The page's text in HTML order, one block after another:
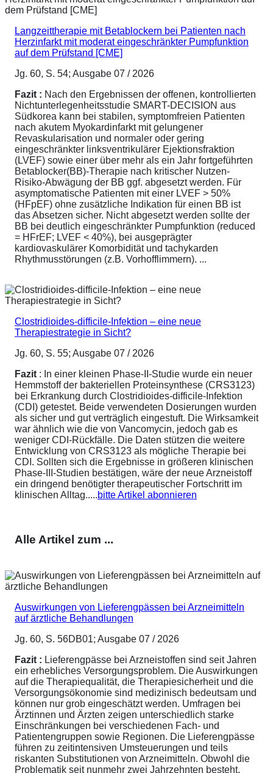
Langzeittherapie mit Betablockern bei Patienten nach
Herzinfarkt mit moderat eingeschränkter Pumpfunktion
auf dem Prüfstand [CME]
Jg. 60, S. 54; Ausgabe 07 / 2026
Fazit : Nach den Ergebnissen der offenen, kontrollierten
Nichtunterlegenheitsstudie SMART-DECISION aus
Südkorea kann bei stabilen, symptomfreien Patienten
nach akutem Myokardinfarkt mit gelungener
Revaskularisation und normaler oder gering
eingeschränkter linksventrikulärer Ejektionsfraktion
(LVEF) sowie einer über mehr als ein Jahr fortgeführten
Betablocker(BB)-Therapie nach kritischer Nutzen-
Risiko-Abwägung der BB ggf. abgesetzt werden. Für
asymptomatische Patienten mit einer LVEF > 50%
(HFpEF) ohne zusätzliche Indikation für einen BB ist
das Absetzen sicher. Nicht abgesetzt werden sollte der
BB bei deutlich eingeschränkter Pumpfunktion (reduced
= HFrEF; LVEF < 40%), bei ausgeprägter
kardiovaskulärer Komorbidität und tachykarden
Rhythmusstörungen (z.B. Vorhofflimmern). ...
Clostridioides-difficile-Infektion – eine neue
Therapiestrategie in Sicht?
Jg. 60, S. 55; Ausgabe 07 / 2026
Fazit : In einer kleinen Phase-II-Studie wurde ein neuer
Hemmstoff der bakteriellen Proteinsynthese (CRS3123)
bei Erkrankung durch Clostridioides-difficile-Infektion
(CDI) getestet. Beide verwendeten Dosierungen wurden
als sicher und gut verträglich eingestuft. Die Wirksamkeit
war ähnlich wie die von Vancomycin, jedoch gab es
weniger CDI-Rückfälle. Die Daten stützen die weitere
Entwicklung von CRS3123 als mögliche Therapie bei
CDI. Sollten sich die Ergebnisse in größeren klinischen
Phase-III-Studien bestätigen, wäre der neue Arzneistoff
ein dringend benötigter therapeutischer Fortschritt im
klinischen Alltag.....bitte Artikel abonnieren
Alle Artikel zum ...
Auswirkungen von Lieferengpässen bei Arzneimitteln
auf ärztliche Behandlungen
Jg. 60, S. 56DB01; Ausgabe 07 / 2026
Fazit : Lieferengpässe bei Arzneistoffen sind seit Jahren
ein erhebliches Versorgungsproblem. Die Auswirkungen
auf die Therapiequalität, die Therapiesicherheit und die
Versorgungsökonomie sind medizinisch bedeutsam und
können nur grob eingeschätzt werden. Umfragen bei
Ärztinnen und Ärzten zeigen unterschiedlich starke
Einschränkungen bei verschiedenen Fach- und
Patientengruppen sowie Regionen. Die Lieferengpässe
führen zu zeitintensiven Umsteuerungen und teils
riskanten Substitutionen von Arzneimitteln. Obwohl die
Problematik seit nunmehr zwei Jahrzehnten besteht,